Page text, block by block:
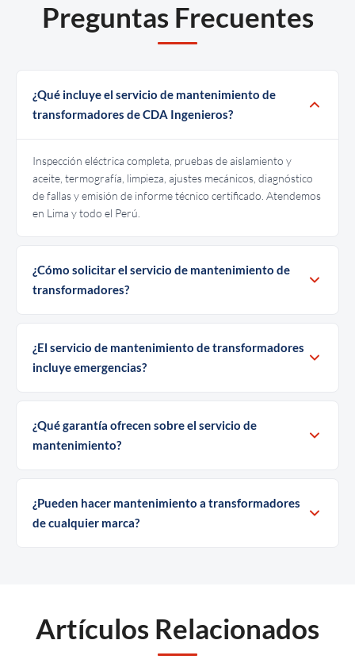
Preguntas Frecuentes
¿Qué incluye el servicio de mantenimiento de
transformadores de CDA Ingenieros?
Inspección eléctrica completa, pruebas de aislamiento y
aceite, termografía, limpieza, ajustes mecánicos, diagnóstico
de fallas y emisión de informe técnico certificado. Atendemos
en Lima y todo el Perú.
¿Cómo solicitar el servicio de mantenimiento de
transformadores?
¿El servicio de mantenimiento de transformadores
incluye emergencias?
¿Qué garantía ofrecen sobre el servicio de
mantenimiento?
¿Pueden hacer mantenimiento a transformadores
de cualquier marca?
Artículos Relacionados